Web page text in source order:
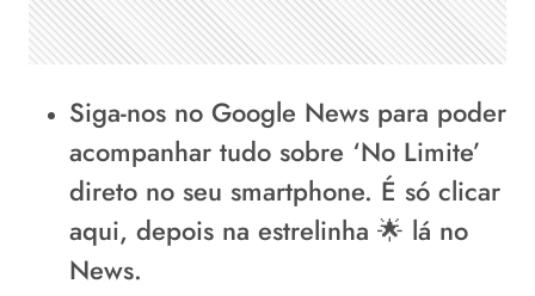
Siga-nos no Google News para poder
acompanhar tudo sobre ‘No Limite’
direto no seu smartphone. É só clicar
aqui, depois na estrelinha 🌟 lá no
News.